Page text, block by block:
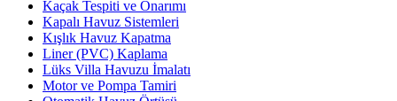
Kaçak Tespiti ve Onarımı
Kapalı Havuz Sistemleri
Kışlık Havuz Kapatma
Liner (PVC) Kaplama
Lüks Villa Havuzu İmalatı
Motor ve Pompa Tamiri